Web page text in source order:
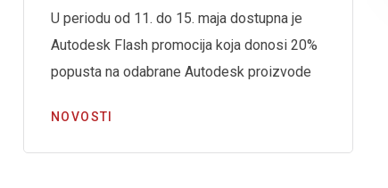
U periodu od 11. do 15. maja dostupna je
Autodesk Flash promocija koja donosi 20%
popusta na odabrane Autodesk proizvode
NOVOSTI